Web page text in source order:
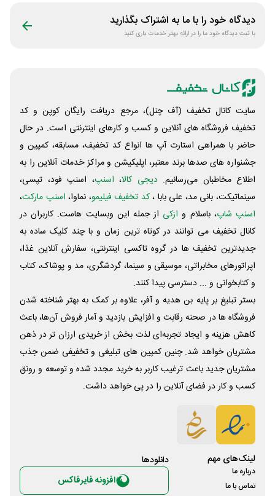
دیدگاه خود را با ما به اشتراک بگذارید
با ثبت دیدگاه خود ما را در ارائه بهتر خدمات یاری کنید
سایت کانال تخفیف (آف چنل)، مرجع دریافت رایگان کوپن و کد
تخفیف فروشگاه های آنلاین و کسب و‌ کارهای اینترنتی است. در حال
حاضر با همراهی استارت آپ ها انواع کد تخفیف، مسابقه، کمپین و
جشنواره های صدها برند معتبر، اپلیکیشن و مراکز خدمات آنلاین را به
اطلاع مخاطبان می‌رسانیم. دیجی کالا، اسنپ، اسنپ فود، تپسی،
سینماتیکت، بانی مد، علی‌ بابا ،کد تخفیف فیلیمو، نماوا، اسنپ مارکت،
اسنپ شاپ، باسلام و ازکی از جمله این وبسایت ‌هاست. کاربران در
کانال تخفیف می توانند در کوتاه ترین زمان و با چند کلیک ساده به
جدیدترین تخفیف ها در گروه تاکسی اینترنتی، سفارش آنلاین غذا،
اپراتورهای مخابراتی، موسیقی و سینما، گردشگری، مد و پوشاک، کتاب
و کتابخوانی و ... دسترسی پیدا کنند.
بستر تبلیغ بر پایه بن هدیه و آفر، علاوه بر کمک به بهتر شناخته شدن
فروشگاه ها در صحنه رقابت و افزایش بازدید و آمار فروش آن‌ها، باعث
کاهش هزینه و ایجاد تجربه‌ای لذت بخش از خریدی ارزان تر در ذهن
مشتریان خواهد شد. چنین کمپین های تبلیغی و تخفیفی ضمن جذب
مشتریان جدید باعث ترغیب کاربر به خرید مجدد شده و توسعه و رونق
کسب و کار در فضای آنلاین را در پی خواهد داشت.
لینک‌های مهم
درباره ما
تماس با ما
دانلود‌ها
افزونه فایرفاکس